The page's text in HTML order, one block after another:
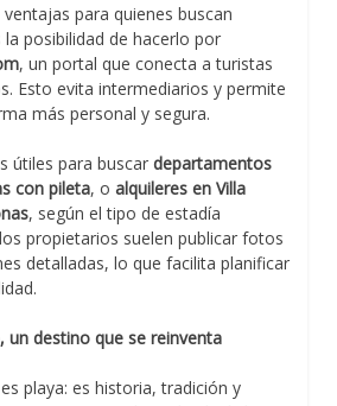
para quienes buscan
posibilidad de hacerlo por
, un portal que conecta a turistas
Esto evita intermediarios y permite
más personal y segura.
útiles para buscar departamentos
con pileta, o alquileres en Villa
, según el tipo de estadía
propietarios suelen publicar fotos
detalladas, lo que facilita planificar
un destino que se reinventa
playa: es historia, tradición y